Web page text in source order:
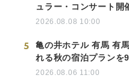
ュラー・コンサート開
2026.08.08 10:00
5
亀の井ホテル 有馬 有
れる秋の宿泊プランを
2026.08.06 11:00